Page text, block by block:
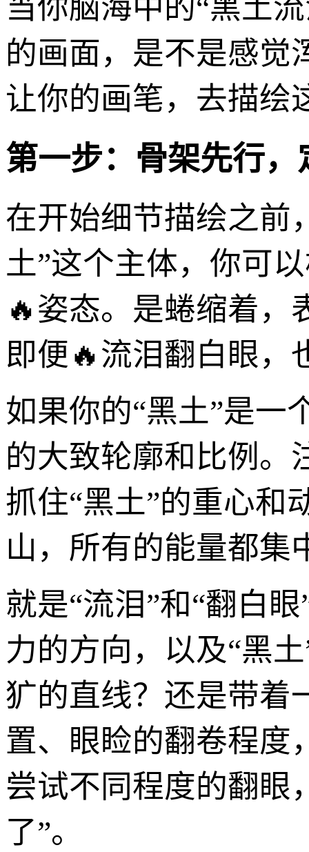
当你脑海中的“黑土
的画面，是不是感觉
让你的画笔，去描绘
第一步：骨架先行，
在开始细节描绘之前
土”这个主体，你可
🔥姿态。是蜷缩着，
即便🔥流泪翻白眼，
如果你的“黑土”是一
的大致轮廓和比例。
抓住“黑土”的重心和
山，所有的能量都集
就是“流泪”和“翻白
力的方向，以及“黑
犷的直线？还是带着
置、眼睑的翻卷程度
尝试不同程度的翻眼
了”。